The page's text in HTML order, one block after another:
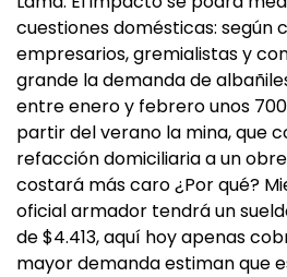
cuestiones domésticas: según
empresarios, gremialistas y
grande la demanda de
entre enero y febrero unos
partir del verano la mina, que
refacción domiciliaria a un
costará más caro ¿Por qué?
oficial armador tendrá un
de $4.413, aquí hoy apenas
mayor demanda estiman que